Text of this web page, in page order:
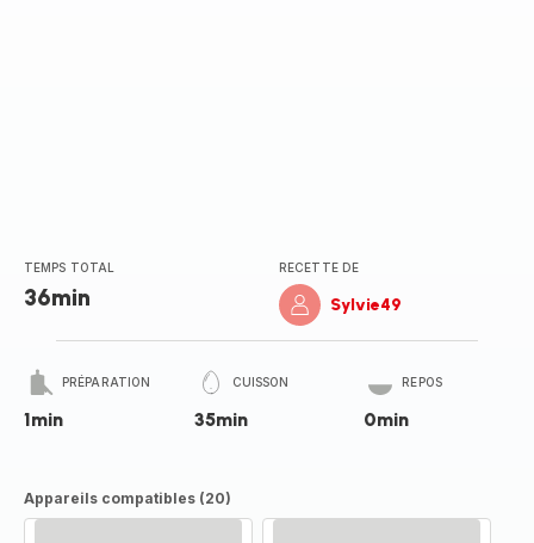
TEMPS TOTAL
36min
RECETTE DE
Sylvie49
PRÉPARATION
1min
CUISSON
35min
REPOS
0min
Appareils compatibles (20)